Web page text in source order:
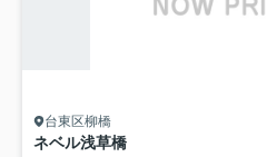
台東区柳橋
ネベル浅草橋